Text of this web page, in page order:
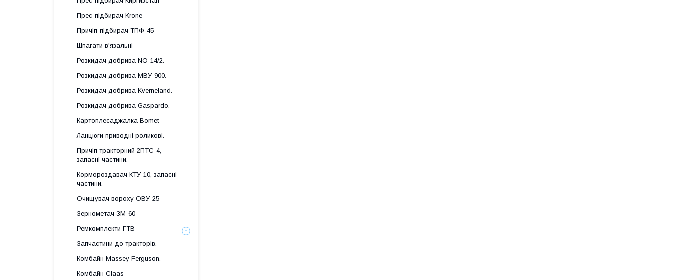
Прес-підбирач Krone
Причіп-підбирач ТПФ-45
Шпагати в'язальні
Розкидач добрива NO-14/2.
Розкидач добрива МВУ-900.
Розкидач добрива Kverneland.
Розкидач добрива Gaspardo.
Картоплесаджалка Bomet
Ланцюги приводні роликові.
Причіп тракторний 2ПТС-4,
запасні частини.
Кормороздавач КТУ-10, запасні
частини.
Очищувач вороху ОВУ-25
Зернометач ЗМ-60
Ремкомплекти ГТВ
Запчастини до тракторів.
Комбайн Massey Ferguson.
Комбайн Claas